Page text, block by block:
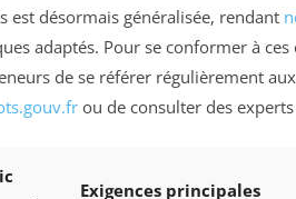
est désormais généralisée, rendant
adaptés. Pour se conformer à ces
de se référer régulièrement
ou de consulter des
Exigences principales